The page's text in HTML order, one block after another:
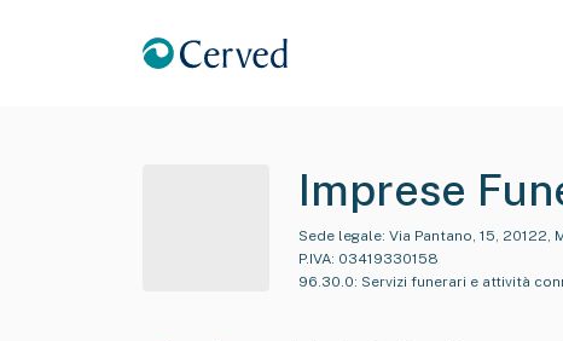
Imprese
Sede legale: Via Pantano, 15, 20122,
P.IVA: 03419330158
96.30.0: Servizi funerari e attività